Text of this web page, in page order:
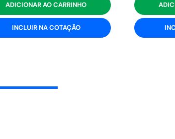
ADICIONAR AO CARRINHO
INCLUIR NA COTAÇÃO